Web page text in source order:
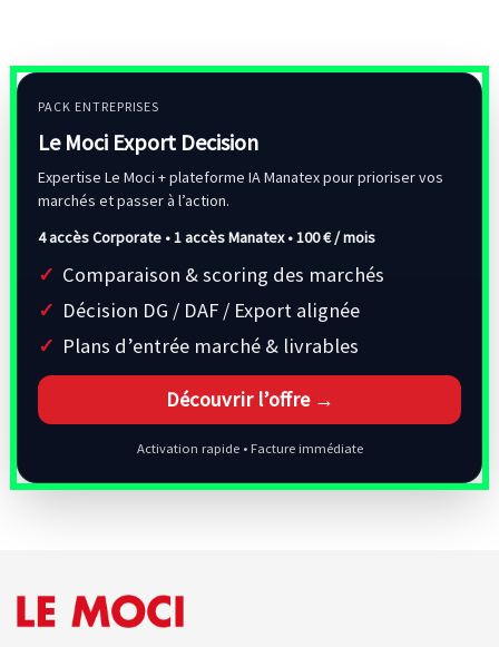
PACK ENTREPRISES
Le Moci Export Decision
Expertise Le Moci + plateforme IA Manatex pour prioriser vos
marchés et passer à l’action.
4 accès Corporate • 1 accès Manatex •100 € / mois
Comparaison & scoring des marchés
Décision DG / DAF / Export alignée
Plans d’entrée marché & livrables
Découvrir l’offre →
Activation rapide • Facture immédiate